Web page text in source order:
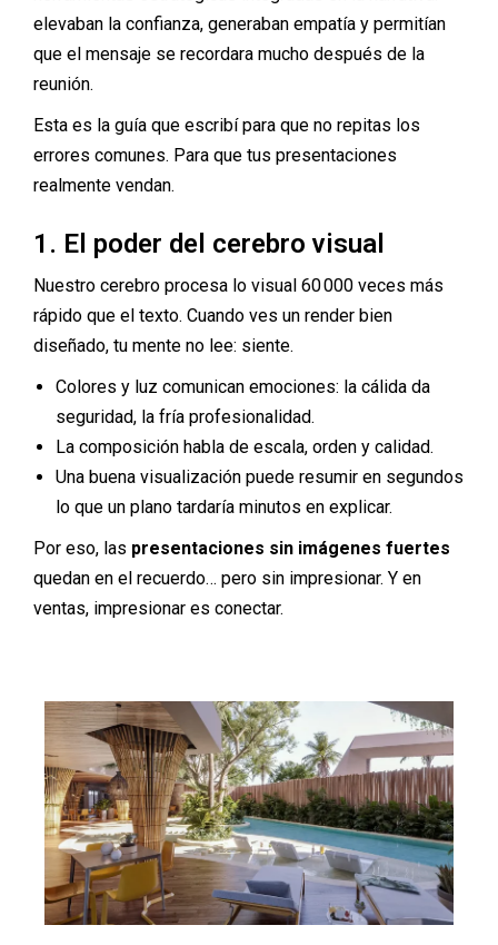
elevaban la confianza, generaban empatía y permitían
que el mensaje se recordara mucho después de la
reunión.
Esta es la guía que escribí para que no repitas los
errores comunes. Para que tus presentaciones
realmente vendan.
1. El poder del cerebro visual
Nuestro cerebro procesa lo visual 60 000 veces más
rápido que el texto. Cuando ves un render bien
diseñado, tu mente no lee: siente.
Colores y luz comunican emociones: la cálida da
seguridad, la fría profesionalidad.
La composición habla de escala, orden y calidad.
Una buena visualización puede resumir en segundos
lo que un plano tardaría minutos en explicar.
Por eso, las presentaciones sin imágenes fuertes
quedan en el recuerdo… pero sin impresionar. Y en
ventas, impresionar es conectar.